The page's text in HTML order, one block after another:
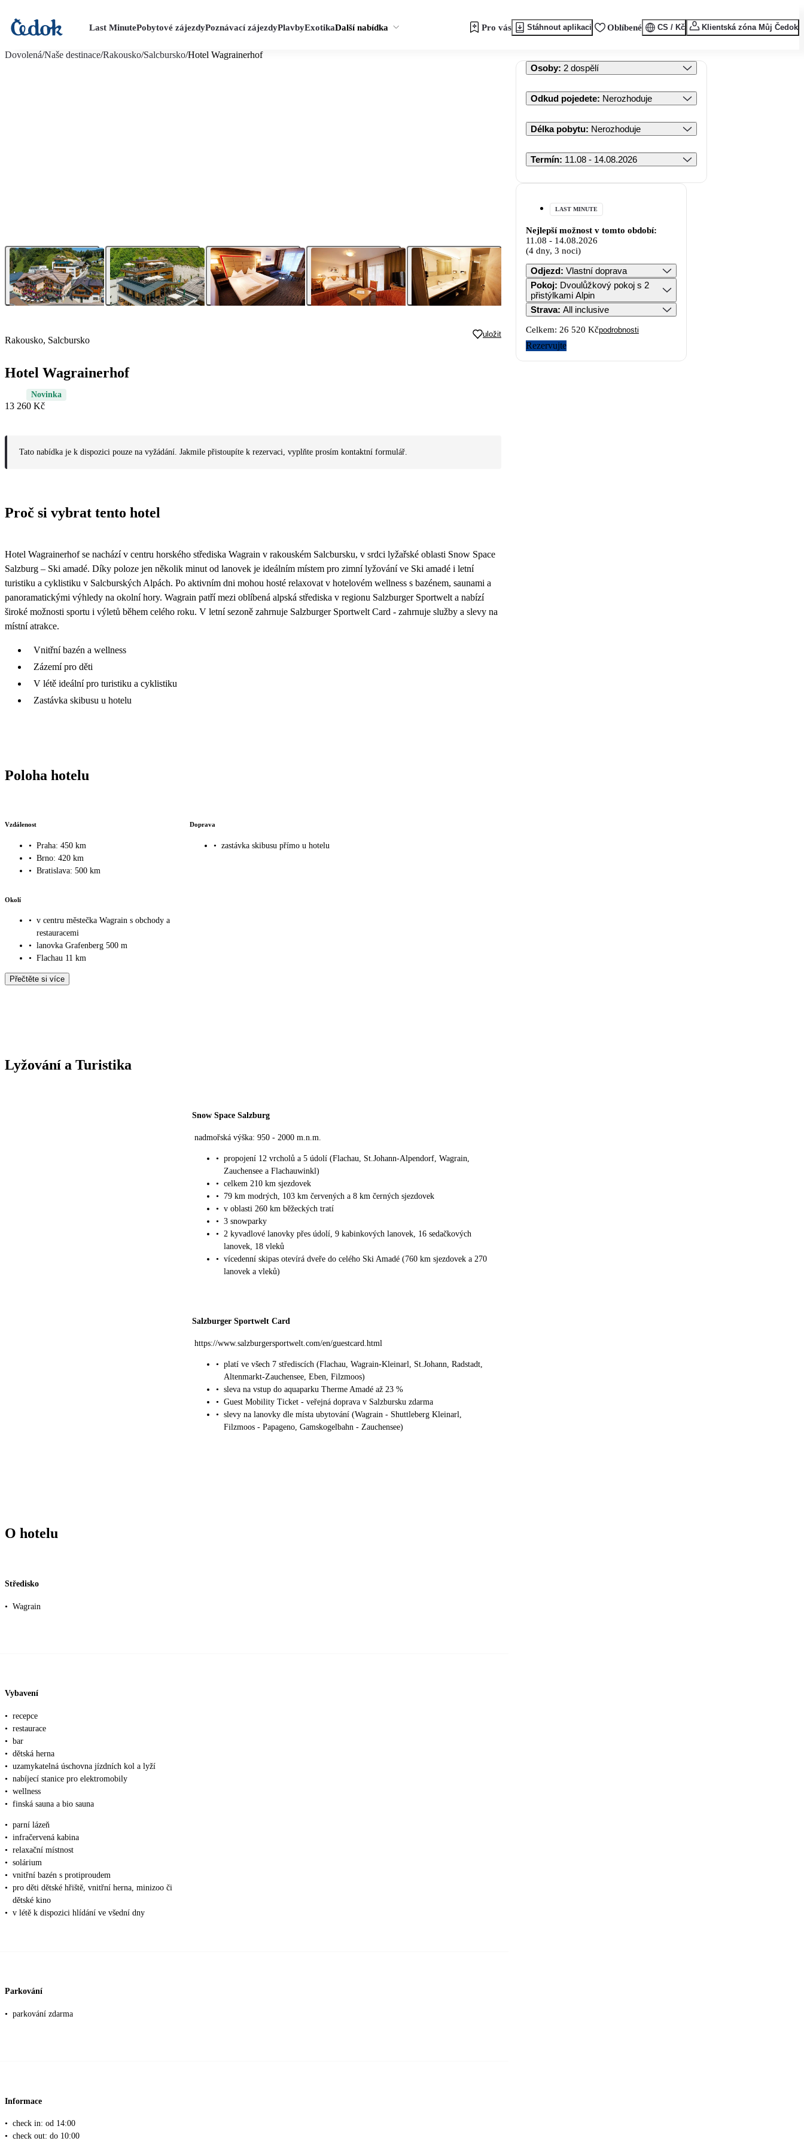
Last MinutePobytové zájezdyPoznávací zájezdyPlavbyExotikaDalší nabídka Pro vás Stáhnout aplikaci Oblíbené CS / Kč Klientská zóna Můj Čedok
Dovolená/Naše destinace/Rakousko/Salcbursko/Hotel Wagrainerhof
Rakousko, Salcbursko
uložit
Hotel Wagrainerhof
Novinka
13 260 Kč
Tato nabídka je k dispozici pouze na vyžádání. Jakmile přistoupíte k rezervaci, vyplňte prosím kontaktní formulář.
Proč si vybrat tento hotel
Hotel Wagrainerhof se nachází v centru horského střediska Wagrain v rakouském Salcbursku, v srdci lyžařské oblasti Snow Space
Salzburg – Ski amadé. Díky poloze jen několik minut od lanovek je ideálním místem pro zimní lyžování ve Ski amadé i letní
turistiku a cyklistiku v Salcburských Alpách. Po aktivním dni mohou hosté relaxovat v hotelovém wellness s bazénem, saunami a
panoramatickými výhledy na okolní hory. Wagrain patří mezi oblíbená alpská střediska v regionu Salzburger Sportwelt a nabízí
široké možnosti sportu i výletů během celého roku. V letní sezoně zahrnuje Salzburger Sportwelt Card - zahrnuje služby a slevy na
místní atrakce.
Vnitřní bazén a wellness
Zázemí pro děti
V létě ideální pro turistiku a cyklistiku
Zastávka skibusu u hotelu
Poloha hotelu
Vzdálenost
• Praha: 450 km
• Brno: 420 km
• Bratislava: 500 km
Doprava
• zastávka skibusu přímo u hotelu
Okolí
• v centru městečka Wagrain s obchody a
restauracemi
• lanovka Grafenberg 500 m
• Flachau 11 km
Přečtěte si více
Lyžování a Turistika
Snow Space Salzburg
nadmořská výška: 950 - 2000 m.n.m.
• propojení 12 vrcholů a 5 údolí (Flachau, St.Johann-Alpendorf, Wagrain,
Zauchensee a Flachauwinkl)
• celkem 210 km sjezdovek
•
79 km modrých, 103 km červených a 8 km černých sjezdovek
• v oblasti 260 km běžeckých tratí
• 3 snowparky
• 2 kyvadlové lanovky přes údolí, 9 kabinkových lanovek, 16 sedačkových
lanovek, 18 vleků
• vícedenní skipas otevírá dveře do celého Ski Amadé (760 km sjezdovek a 270
lanovek a vleků)
Salzburger Sportwelt Card
https://www.salzburgersportwelt.com/en/guestcard.html
• platí ve všech 7 střediscích (Flachau, Wagrain-Kleinarl, St.Johann, Radstadt,
Altenmarkt-Zauchensee, Eben, Filzmoos)
• sleva na vstup do aquaparku Therme Amadé až 23 %
• Guest Mobility Ticket - veřejná doprava v Salzbursku zdarma
• slevy na lanovky dle místa ubytování (Wagrain - Shuttleberg Kleinarl,
Filzmoos - Papageno, Gamskogelbahn - Zauchensee)
O hotelu
Středisko
• Wagrain
Vybavení
• recepce
• restaurace
• bar
• dětská herna
• uzamykatelná úschovna jízdních kol a lyží
• nabíjecí stanice pro elektromobily
• wellness
• finská sauna a bio sauna
• parní lázeň
• infračervená kabina
• relaxační místnost
• solárium
• vnitřní bazén s protiproudem
• pro děti dětské hřiště, vnitřní herna, minizoo či
dětské kino
• v létě k dispozici hlídání ve všední dny
Parkování
• parkování zdarma
Informace
• check in: od 14:00
• check out: do 10:00
Osoby: 2 dospělí
Odkud pojedete: Nerozhoduje
Délka pobytu: Nerozhoduje
Termín: 11.08 - 14.08.2026
LAST MINUTE
Nejlepší možnost v tomto období:
11.08 - 14.08.2026
(4 dny, 3 noci)
Odjezd: Vlastní doprava
Pokoj: Dvoulůžkový pokoj s 2
přistýlkami Alpin
Strava: All inclusive
Celkem: 26 520 Kčpodrobnosti
Rezervujte